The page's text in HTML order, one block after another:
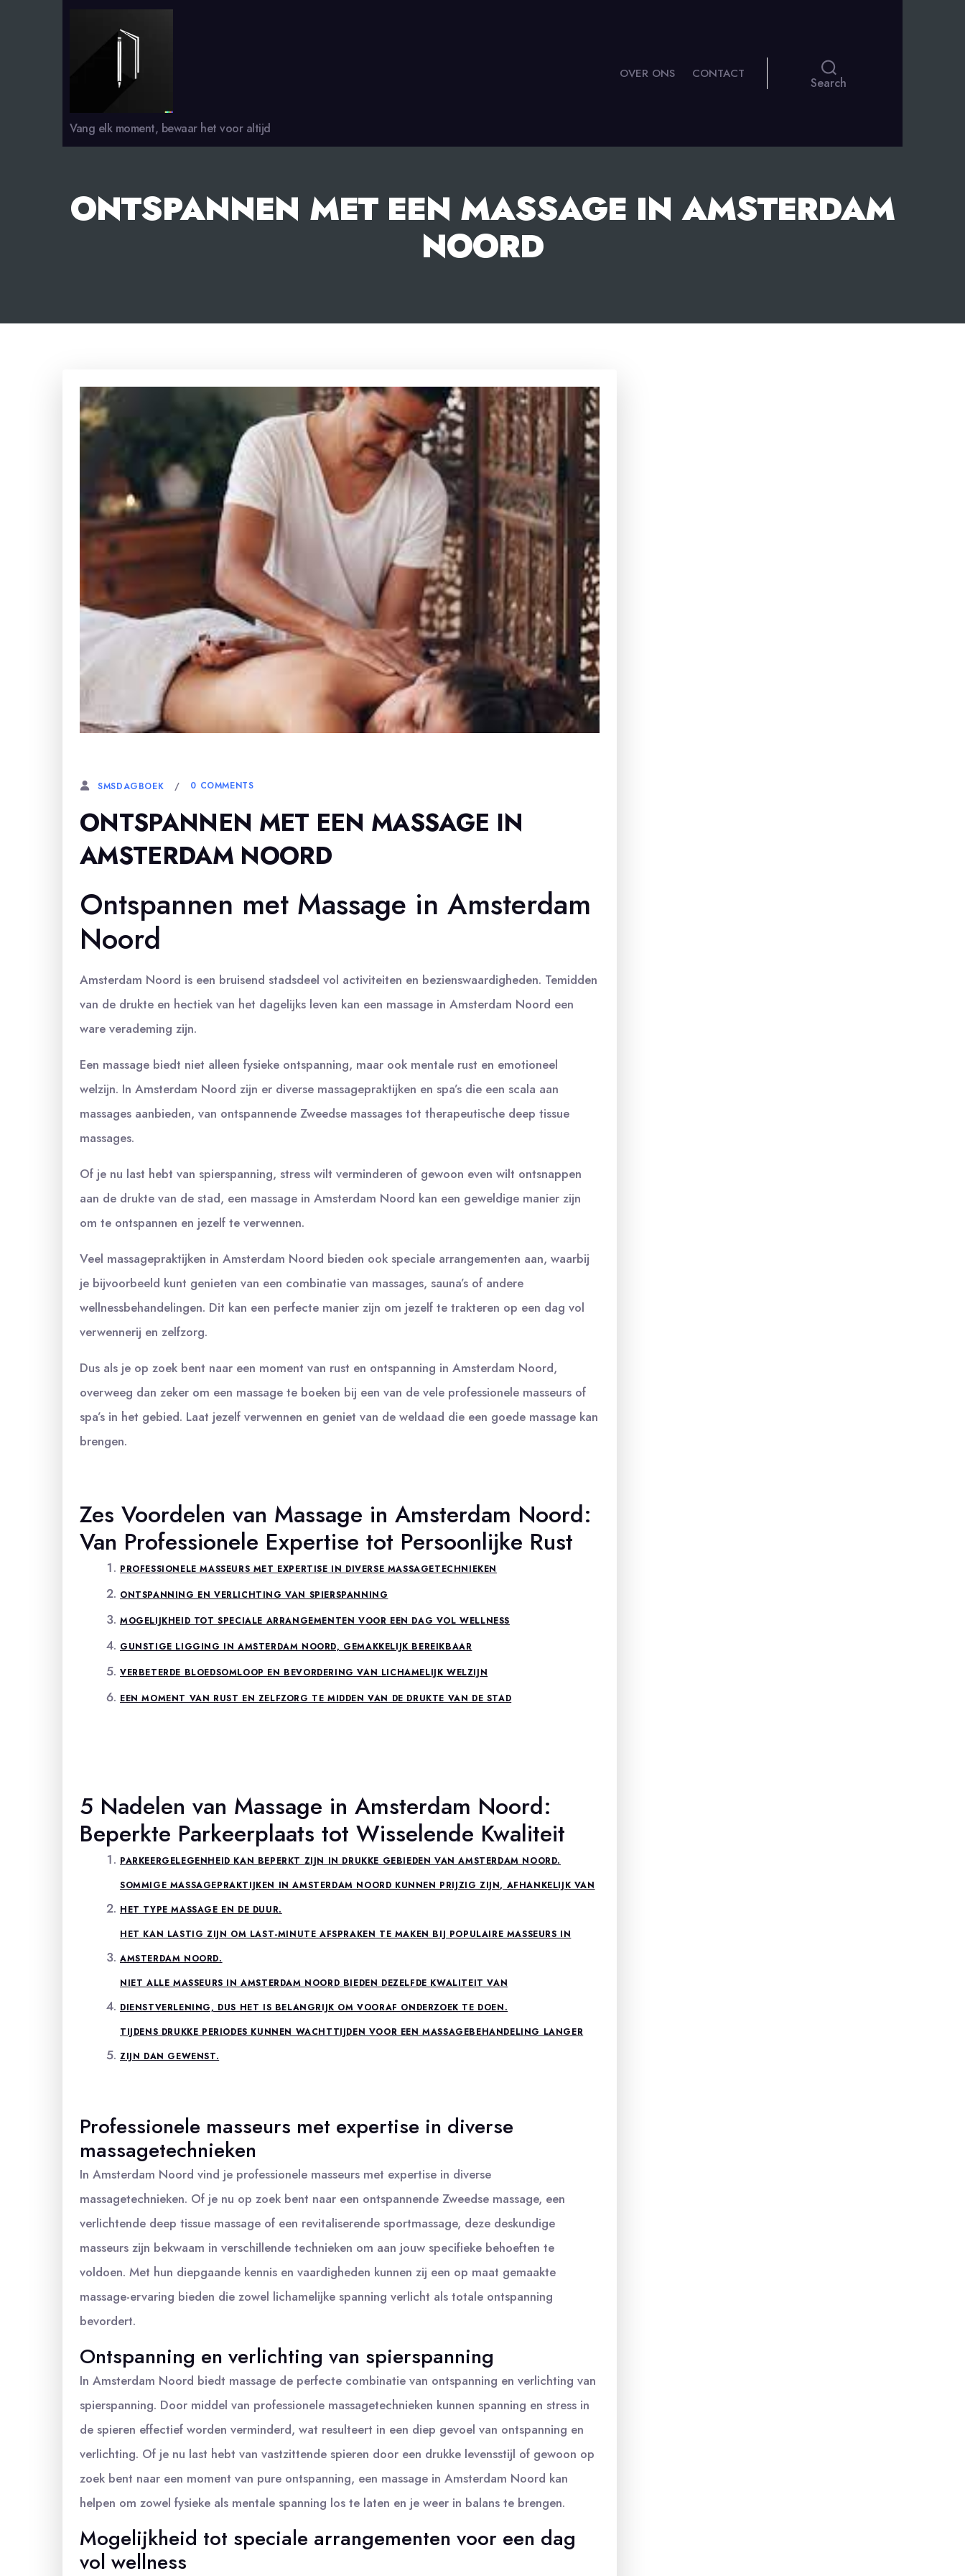
Vang elk moment, bewaar het voor altijd
OVER ONS CONTACT
Search
ONTSPANNEN MET EEN MASSAGE IN AMSTERDAM
NOORD
SMSDAGBOEK 0 COMMENTS
ONTSPANNEN MET EEN MASSAGE IN
AMSTERDAM NOORD
Ontspannen met Massage in Amsterdam
Noord
Amsterdam Noord is een bruisend stadsdeel vol activiteiten en bezienswaardigheden. Temidden
van de drukte en hectiek van het dagelijks leven kan een massage in Amsterdam Noord een
ware verademing zijn.
Een massage biedt niet alleen fysieke ontspanning, maar ook mentale rust en emotioneel
welzijn. In Amsterdam Noord zijn er diverse massagepraktijken en spa’s die een scala aan
massages aanbieden, van ontspannende Zweedse massages tot therapeutische deep tissue
massages.
Of je nu last hebt van spierspanning, stress wilt verminderen of gewoon even wilt ontsnappen
aan de drukte van de stad, een massage in Amsterdam Noord kan een geweldige manier zijn
om te ontspannen en jezelf te verwennen.
Veel massagepraktijken in Amsterdam Noord bieden ook speciale arrangementen aan, waarbij
je bijvoorbeeld kunt genieten van een combinatie van massages, sauna’s of andere
wellnessbehandelingen. Dit kan een perfecte manier zijn om jezelf te trakteren op een dag vol
verwennerij en zelfzorg.
Dus als je op zoek bent naar een moment van rust en ontspanning in Amsterdam Noord,
overweeg dan zeker om een massage te boeken bij een van de vele professionele masseurs of
spa’s in het gebied. Laat jezelf verwennen en geniet van de weldaad die een goede massage kan
brengen.
Zes Voordelen van Massage in Amsterdam Noord:
Van Professionele Expertise tot Persoonlijke Rust
PROFESSIONELE MASSEURS MET EXPERTISE IN DIVERSE MASSAGETECHNIEKEN
ONTSPANNING EN VERLICHTING VAN SPIERSPANNING
MOGELIJKHEID TOT SPECIALE ARRANGEMENTEN VOOR EEN DAG VOL WELLNESS
GUNSTIGE LIGGING IN AMSTERDAM NOORD, GEMAKKELIJK BEREIKBAAR
VERBETERDE BLOEDSOMLOOP EN BEVORDERING VAN LICHAMELIJK WELZIJN
EEN MOMENT VAN RUST EN ZELFZORG TE MIDDEN VAN DE DRUKTE VAN DE STAD
5 Nadelen van Massage in Amsterdam Noord:
Beperkte Parkeerplaats tot Wisselende Kwaliteit
PARKEERGELEGENHEID KAN BEPERKT ZIJN IN DRUKKE GEBIEDEN VAN AMSTERDAM NOORD.
SOMMIGE MASSAGEPRAKTIJKEN IN AMSTERDAM NOORD KUNNEN PRIJZIG ZIJN, AFHANKELIJK VAN
HET TYPE MASSAGE EN DE DUUR.
HET KAN LASTIG ZIJN OM LAST-MINUTE AFSPRAKEN TE MAKEN BIJ POPULAIRE MASSEURS IN
AMSTERDAM NOORD.
NIET ALLE MASSEURS IN AMSTERDAM NOORD BIEDEN DEZELFDE KWALITEIT VAN
DIENSTVERLENING, DUS HET IS BELANGRIJK OM VOORAF ONDERZOEK TE DOEN.
TIJDENS DRUKKE PERIODES KUNNEN WACHTTIJDEN VOOR EEN MASSAGEBEHANDELING LANGER
ZIJN DAN GEWENST.
Professionele masseurs met expertise in diverse
massagetechnieken
In Amsterdam Noord vind je professionele masseurs met expertise in diverse
massagetechnieken. Of je nu op zoek bent naar een ontspannende Zweedse massage, een
verlichtende deep tissue massage of een revitaliserende sportmassage, deze deskundige
masseurs zijn bekwaam in verschillende technieken om aan jouw specifieke behoeften te
voldoen. Met hun diepgaande kennis en vaardigheden kunnen zij een op maat gemaakte
massage-ervaring bieden die zowel lichamelijke spanning verlicht als totale ontspanning
bevordert.
Ontspanning en verlichting van spierspanning
In Amsterdam Noord biedt massage de perfecte combinatie van ontspanning en verlichting van
spierspanning. Door middel van professionele massagetechnieken kunnen spanning en stress in
de spieren effectief worden verminderd, wat resulteert in een diep gevoel van ontspanning en
verlichting. Of je nu last hebt van vastzittende spieren door een drukke levensstijl of gewoon op
zoek bent naar een moment van pure ontspanning, een massage in Amsterdam Noord kan
helpen om zowel fysieke als mentale spanning los te laten en je weer in balans te brengen.
Mogelijkheid tot speciale arrangementen voor een dag
vol wellness